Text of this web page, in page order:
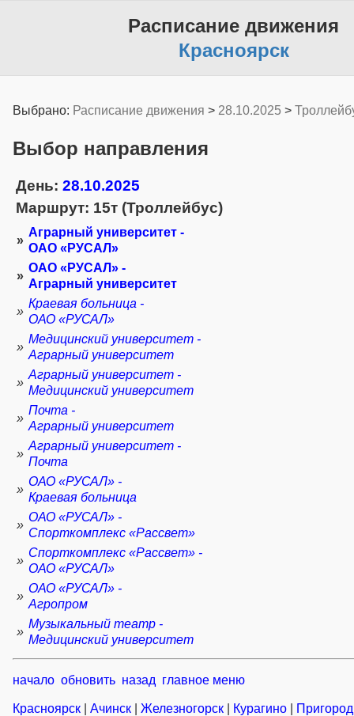
Расписание движения
Красноярск
Выбрано: Расписание движения > 28.10.2025 >
Выбор направления
День: 28.10.2025
Маршрут: 15т (Троллейбус)
»
Аграрный университет -
ОАО «РУСАЛ»
»
ОАО «РУСАЛ» -
Аграрный университет
»
Краевая больница -
ОАО «РУСАЛ»
»
Медицинский университет -
Аграрный университет
»
Аграрный университет -
Медицинский университет
»
Почта -
Аграрный университет
»
Аграрный университет -
Почта
»
ОАО «РУСАЛ» -
Краевая больница
»
ОАО «РУСАЛ» -
Спорткомплекс «Рассвет»
»
Спорткомплекс «Рассвет» -
ОАО «РУСАЛ»
»
ОАО «РУСАЛ» -
Агропром
»
Музыкальный театр -
Медицинский университет
начало обновить назад главное меню
Красноярск Ачинск Железногорск Курагино